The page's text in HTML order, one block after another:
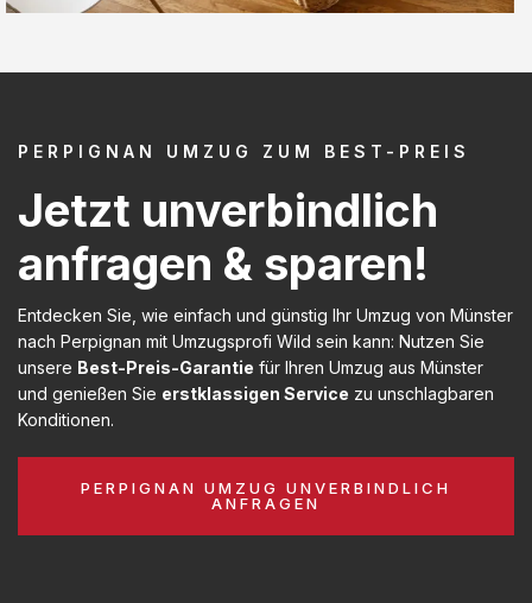
PERPIGNAN UMZUG ZUM BEST-PREIS
Jetzt unverbindlich
anfragen & sparen!
Entdecken Sie, wie einfach und günstig Ihr Umzug von Münster
nach Perpignan mit Umzugsprofi Wild sein kann: Nutzen Sie
unsere Best-Preis-Garantie für Ihren Umzug aus Münster
und genießen Sie erstklassigen Service zu unschlagbaren
Konditionen.
PERPIGNAN UMZUG UNVERBINDLICH
ANFRAGEN